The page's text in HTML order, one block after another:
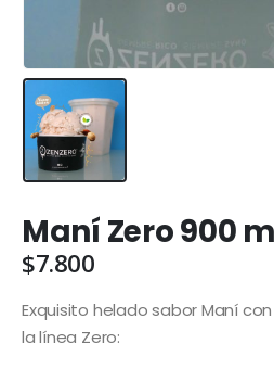
Maní Zero 900
$7.800
Exquisito helado sabor Maní
la línea Zero: